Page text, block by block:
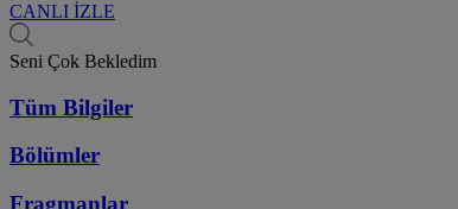
CANLI İZLE
Seni Çok Bekledim
Tüm Bilgiler
Bölümler
Fragmanlar